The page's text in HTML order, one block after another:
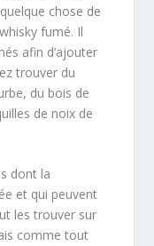
chose de
fumé. Il
afin d’ajouter
trouver du
du bois de
de noix de
dont la
et qui peuvent
les trouver sur
comme tout